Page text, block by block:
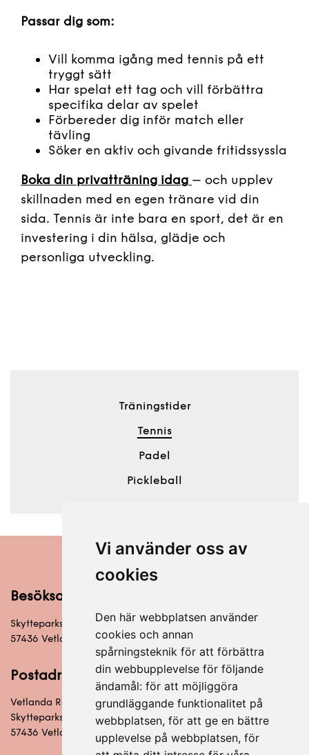
Vi använder oss av
cookies
Den här webbplatsen använder
cookies och annan
spårningsteknik för att förbättra
din webbupplevelse för följande
ändamål: för att möjliggöra
grundläggande funktionalitet på
webbplatsen, för att ge en bättre
upplevelse på webbplatsen, för
Passar dig som:
Vill komma igång med tennis på ett
tryggt sätt
Har spelat ett tag och vill förbättra
specifika delar av spelet
Förbereder dig inför match eller
tävling
Söker en aktiv och givande fritidssyssla
Boka din privatträning idag – och upplev
skillnaden med en egen tränare vid din
sida. Tennis är inte bara en sport, det är en
investering i din hälsa, glädje och
personliga utveckling.
Träningstider
Tennis
Padel
Pickleball
Besöksadress
Skytteparksvägen 6
57436 Vetlanda
Postadress
Vetlanda Racketklubb
Skytteparksvägen 6
57436 Vetlanda